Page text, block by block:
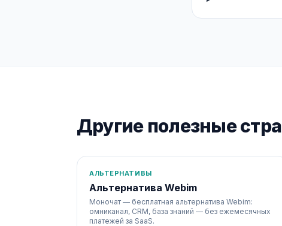
Другие полезные
АЛЬТЕРНАТИВЫ
Альтернатива Webim
Моночат — бесплатная альтернатива Webim:
омниканал, CRM, база знаний — без ежемесячных
платежей за SaaS.